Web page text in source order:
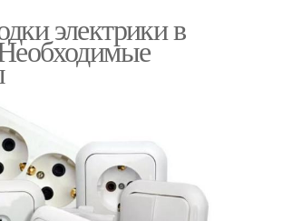
электрики в